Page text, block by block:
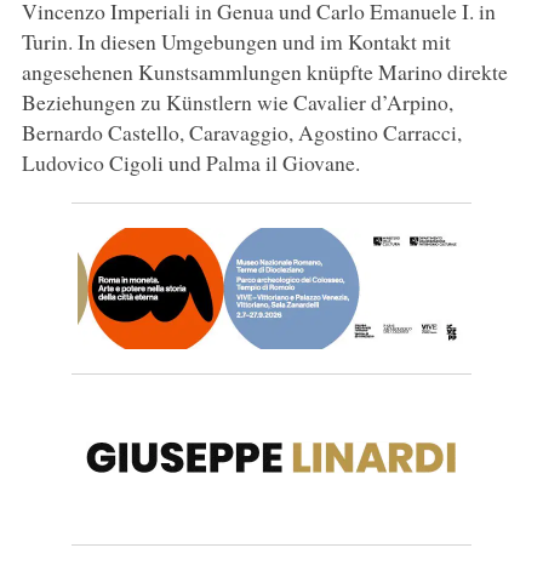
Vincenzo Imperiali in Genua und Carlo Emanuele I. in
Turin. In diesen Umgebungen und im Kontakt mit
angesehenen Kunstsammlungen knüpfte Marino direkte
Beziehungen zu Künstlern wie Cavalier d’Arpino,
Bernardo Castello, Caravaggio, Agostino Carracci,
Ludovico Cigoli und Palma il Giovane.